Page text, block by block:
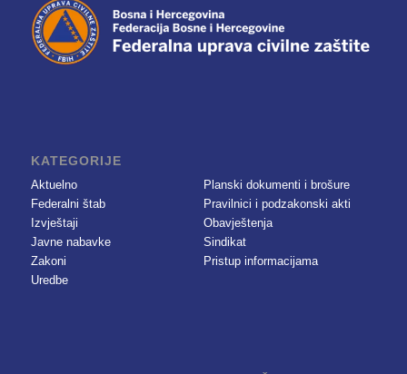
KATEGORIJE
Aktuelno
Federalni štab
Izvještaji
Javne nabavke
Zakoni
Uredbe
Planski dokumenti i brošure
Pravilnici i podzakonski akti
Obavještenja
Sindikat
Pristup informacijama